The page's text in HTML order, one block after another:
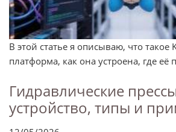
В этой статье я описываю, что такое
платформа, как она устроена, где её
Гидравлические
устройство, типы и